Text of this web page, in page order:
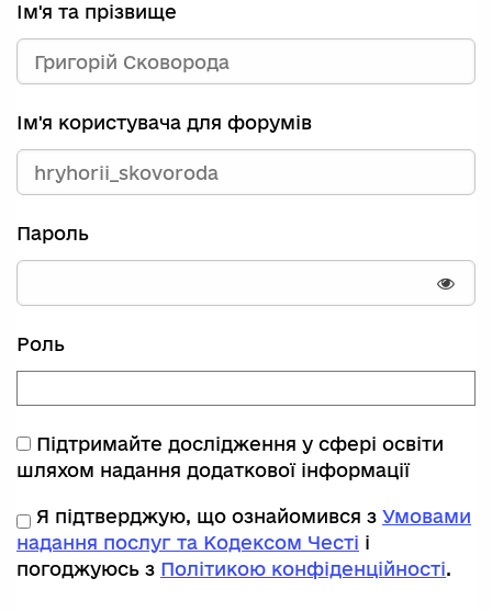
Ім'я та прізвище
Ім'я користувача для форумів
Пароль
Роль
Підтримайте дослідження у сфері освіти
шляхом надання додаткової інформації
Я підтверджую, що ознайомився з Умовами
надання послуг та Кодексом Честі і
погоджуюсь з Політикою конфіденційності.